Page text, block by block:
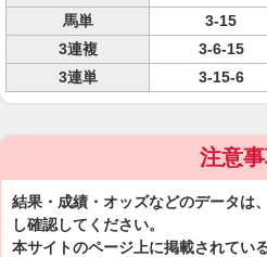
馬単
3-15
3連複
3-6-15
3連単
3-15-6
注意
結果・成績・オッズなどのデータは
し確認してください。
本サイトのページ上に掲載されてい